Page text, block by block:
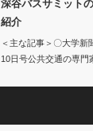
深谷バスサミット
紹介
＜主な記事＞〇大学
10日号公共交通の専門